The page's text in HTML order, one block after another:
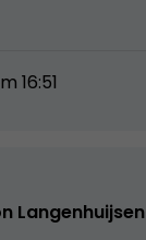
16:51
Langenhuijsen